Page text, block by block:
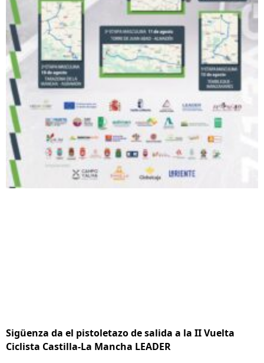
Sigüenza da el pistoletazo de salida a la II Vuelta
Ciclista Castilla-La Mancha LEADER